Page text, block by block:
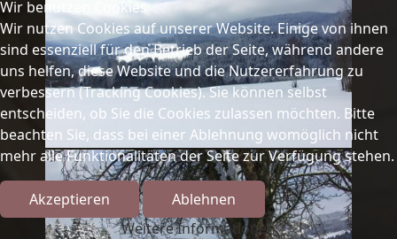
Wir benutzen Cookies
Wir nutzen Cookies auf unserer Website. Einige von ihnen
sind essenziell für den Betrieb der Seite, während andere
uns helfen, diese Website und die Nutzererfahrung zu
verbessern (Tracking Cookies). Sie können selbst
entscheiden, ob Sie die Cookies zulassen möchten. Bitte
beachten Sie, dass bei einer Ablehnung womöglich nicht
mehr alle Funktionalitäten der Seite zur Verfügung stehen.
Akzeptieren
Ablehnen
Weitere Informationen